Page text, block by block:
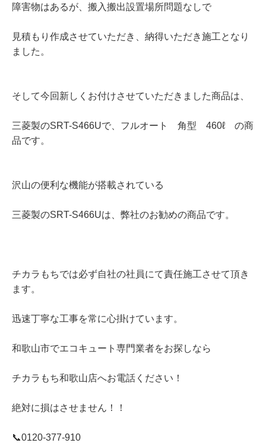
障害物はあるが、搬入搬出設置場所問題なしで
見積もり作成させていただき、納得いただき施工となり
ました。
そして今回新しくお付けさせていただきました商品は、
三菱製のSRT-S466Uで、フルオート 角型 460ℓ の商
品です。
沢山の便利な機能が搭載されている
三菱製のSRT-S466Uは、弊社のお勧めの商品です。
チカラもちでは必ず自社の社員にて責任施工させて頂き
ます。
迅速丁寧な工事を常に心掛けています。
和歌山市でエコキュート専門業者をお探しなら
チカラもち和歌山店へお電話ください！
絶対に損はさせません！！
📞0120‐377‐910